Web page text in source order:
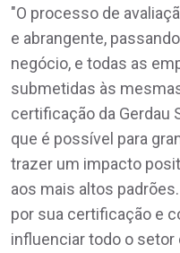
"O processo de
e abrangente,
negócio, e todas as
submetidas às
certificação da Gerdau
que é possível para
trazer um impacto
aos mais altos
por sua certificação e
influenciar todo o